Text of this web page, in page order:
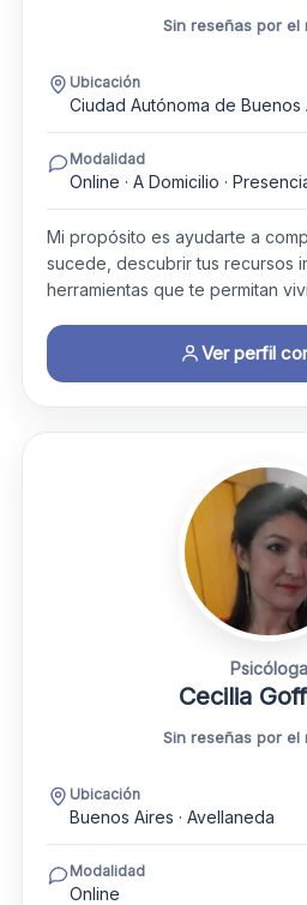
Sin reseñas por el
Ubicación
Ciudad Autónoma de Buenos
Modalidad
Online · A Domicilio ·
Mi propósito es ayudarte a
sucede, descubrir tus recursos
herramientas que te permitan
Ver perfil
Psicóloga
Cecilia
Sin reseñas por el
Ubicación
Buenos Aires · Avellaneda
Modalidad
Online